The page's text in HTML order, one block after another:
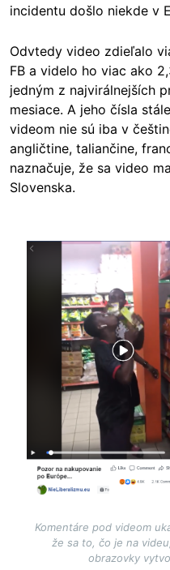
incidentu došlo niekde v
Odvtedy video zdieľalo
FB a videlo ho viac ako
jedným z najvirálnejších
mesiace. A jeho čísla
videom nie sú iba v
angličtine, taliančine,
naznačuje, že sa video
Slovenska.
Image
Komentáre pod videom
že sa to, čo je na
obrazovky